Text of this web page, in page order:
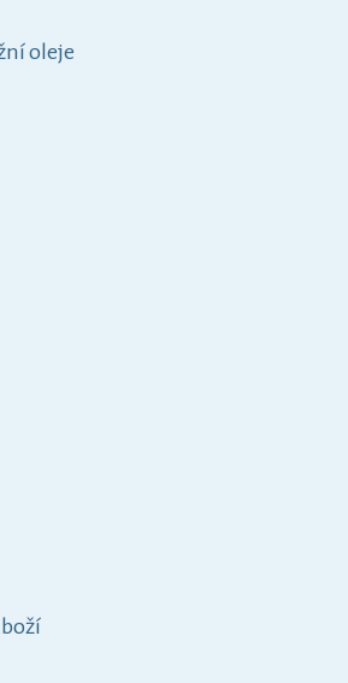
oleje